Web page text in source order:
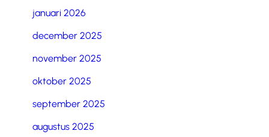
januari 2026
december 2025
november 2025
oktober 2025
september 2025
augustus 2025